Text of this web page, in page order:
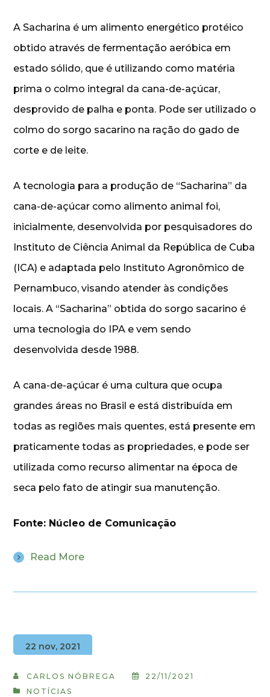
A Sacharina é um alimento energético protéico
obtido através de fermentação aeróbica em
estado sólido, que é utilizando como matéria
prima o colmo integral da cana-de-açúcar,
desprovido de palha e ponta. Pode ser utilizado o
colmo do sorgo sacarino na ração do gado de
corte e de leite.
A tecnologia para a produção de “Sacharina” da
cana-de-açúcar como alimento animal foi,
inicialmente, desenvolvida por pesquisadores do
Instituto de Ciência Animal da República de Cuba
(ICA) e adaptada pelo Instituto Agronômico de
Pernambuco, visando atender às condições
locais. A “Sacharina” obtida do sorgo sacarino é
uma tecnologia do IPA e vem sendo
desenvolvida desde 1988.
A cana-de-açúcar é uma cultura que ocupa
grandes áreas no Brasil e está distribuída em
todas as regiões mais quentes, está presente em
praticamente todas as propriedades, e pode ser
utilizada como recurso alimentar na época de
seca pelo fato de atingir sua manutenção.
Fonte: Núcleo de Comunicação
Read More
22 nov, 2021
CARLOS NÓBREGA
22/11/2021
NOTÍCIAS